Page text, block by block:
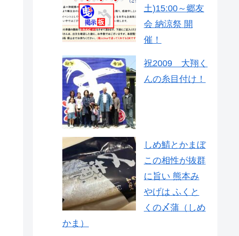
土)15:00～郷友
会 納涼祭 開
催！
祝2009 大翔く
んの糸目付け！
しめ鯖とかまぼ
この相性が抜群
に旨い 熊本み
やげは ふくと
くの〆蒲（しめ
かま）